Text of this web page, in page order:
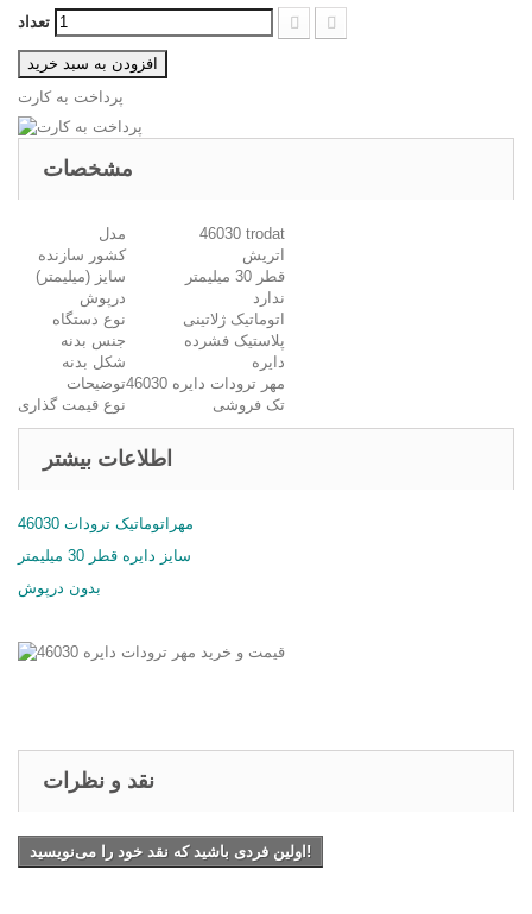
تعداد
افزودن به سبد خرید
پرداخت به کارت
مشخصات
مدل
46030 trodat
کشور سازنده
اتریش
سایز (میلیمتر)
قطر 30 میلیمتر
درپوش
ندارد
نوع دستگاه
اتوماتیک ژلاتینی
جنس بدنه
پلاستیک فشرده
شکل بدنه
دایره
توضیحات
مهر ترودات دایره 46030
نوع قیمت گذاری
تک فروشی
اطلاعات بیشتر
مهراتوماتیک ترودات 46030
سایز دایره قطر 30 میلیمتر
بدون درپوش
نقد و نظرات
اولین فردی باشید که نقد خود را می‌نویسید!